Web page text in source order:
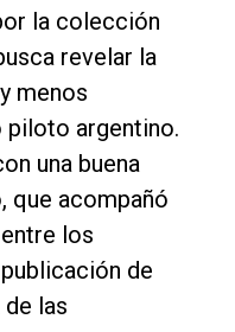
la colección
revelar la
menos
piloto argentino.
una buena
que acompañó
los
de
de las